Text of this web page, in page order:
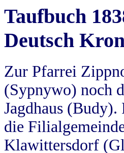
Taufbuch
Deutsch
Zur Pfarrei
(Sypnywo) noch
Jagdhaus (Budy).
die
Klawittersdorf